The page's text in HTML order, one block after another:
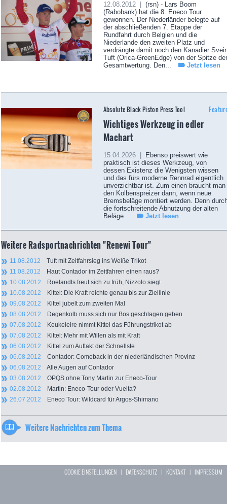
12.08.2012 |
(rsn) - Lars Boom
(Rabobank) hat die 8. Eneco Tour
gewonnen. Der Niederländer belegte auf
der abschließenden 7. Etappe der
Rundfahrt durch Belgien und die
Niederlande den zweiten Platz und
verdrängte damit noch den Kanadier
Tuft (Orica-GreenEdge) von der Spitze der
Gesamtwertung. Den...
Jetzt lesen
Absolute Black Piston Press Tool
Wichtiges Werkzeug in edler
Machart
15.04.2026 |
Ebenso preiswert wie
praktisch ist dieses Werkzeug, von
dessen Existenz die Wenigsten wissen
und das fürs moderne Rennrad eigentlich
unverzichtbar ist. Zum einen braucht man
den Kolbenspreizer dann, wenn neue
Bremsbeläge montiert werden. Denn
die fortschreitende Abnutzung der alten
Beläge...
Jetzt lesen
Weitere Radsportnachrichten "Renewi Tour"
11.08.2012 Tuft mit Zeitfahrsieg ins Weiße Trikot
11.08.2012 Haut Contador im Zeitfahren einen raus?
10.08.2012 Roelandts freut sich zu früh, Nizzolo siegt
10.08.2012 Kittel: Die Kraft reichte genau bis zur Ziellinie
09.08.2012 Kittel jubelt zum zweiten Mal
08.08.2012 Degenkolb muss sich nur Bos geschlagen geben
07.08.2012 Keukeleire nimmt Kittel das Führungstrikot ab
07.08.2012 Kittel: Mehr mit Willen als mit Kraft
06.08.2012 Kittel zum Auftakt der Schnellste
06.08.2012 Contador: Comeback in der niederländischen Provinz
06.08.2012 Alle Augen auf Contador
03.08.2012 OPQS ohne Tony Martin zur Eneco-Tour
02.08.2012 Martin: Eneco-Tour oder Vuelta?
26.07.2012 Eneco Tour: Wildcard für Argos-Shimano
Weitere Nachrichten zum Thema
COOKIE EINSTELLUNGEN | DATENSCHUTZ | KONTAKT| IMPRESSUM